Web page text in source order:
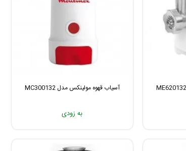
آسیاب قهوه مولینکس مدل MC300132
به زودی